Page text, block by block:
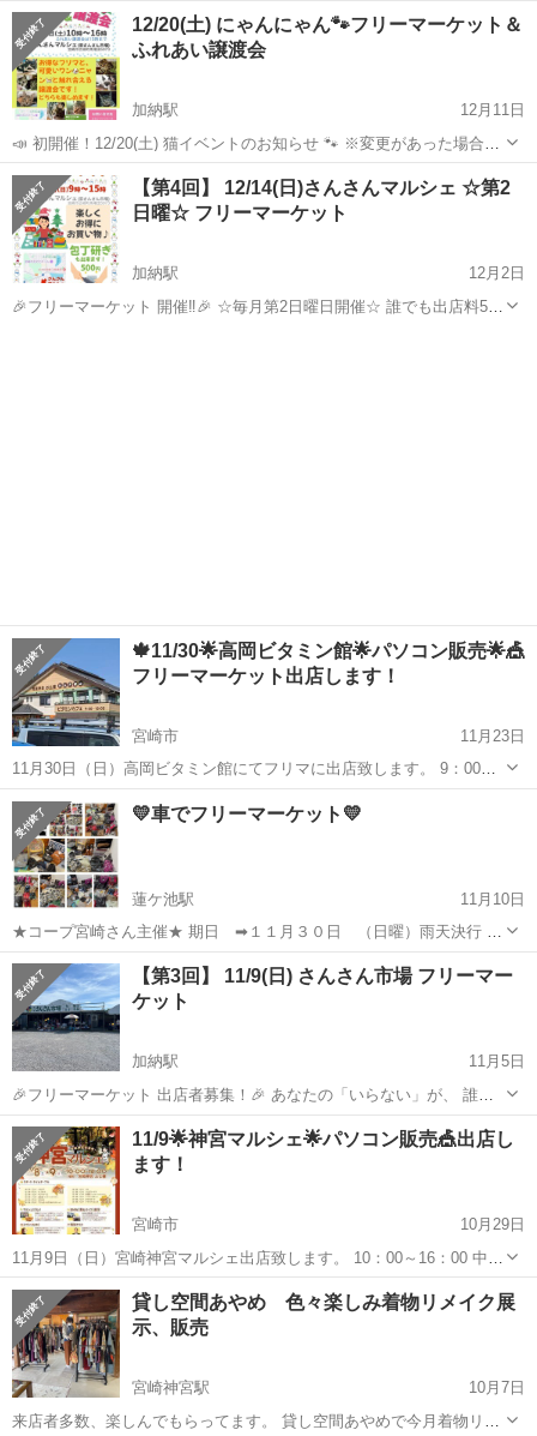
んマルシェさん敷地内にて フリーマーケット＆ふれあい譲渡会を 開催
しております🙂 売上金は、医療費などの保護活動費 として大切に使わ
せていただきます。 ...
宮崎 宮崎市 加納駅 フリーマーケット
12/20(土) にゃんにゃん🐾フリーマーケット＆
ふれあい譲渡会
加納駅
12月11日
📣 初開催！12/20(土) 猫イベントのお知らせ 🐾 ※変更があった場合、
こちらでお知らせ します。 お気に入り☆を押しておいて下さい🙂
【お知らせ】 子猫達に風邪症状が出ており、健康状態を 見て、一部お
休みになりま...
宮崎 宮崎市 加納駅 フリーマーケット
【第4回】 12/14(日)さんさんマルシェ ☆第2
日曜☆ フリーマーケット
加納駅
12月2日
🎉フリーマーケット 開催‼️🎉 ☆毎月第2日曜日開催☆ 誰でも出店料500
🍁11/30🌟高岡ビタミン館🌟パソコン販売🌟🎪
フリーマーケット出店します！
宮崎市
11月23日
11月30日（日）高岡ビタミン館にてフリマに出店致します。 9：00～
16：00 中古ノートパソコン出品します。１０台 WIN11＆Office2021の
入ったノートパソコン 20800円！よりそろえており...
宮崎 宮崎市 フリーマーケット フリマ
💛車でフリーマーケット💛
蓮ケ池駅
11月10日
★コープ宮崎さん主催★ 期日 ➡︎１１月３０日 （日曜）雨天決行 場
所 ➡︎シーガイヤ立体駐車場 時間 ➡︎１０時〜１５時 NIKE 、
adidas、ニューバランス、 LOUIS VUITTON、CHANEL、ディーゼ
ル...
宮崎 宮崎市 蓮ケ池駅 フリーマーケット 立体駐車場
【第3回】 11/9(日) さんさん市場 フリーマー
ケット
加納駅
11月5日
🎉フリーマーケット 出店者募集！🎉 あなたの「いらない」が、 誰か
の「欲しい」に！ 一緒にフリマを楽しみましょう♪ ⸻ 🗓 開催日：
11月9日（日） 📍 場所： 古城町 さんさん市場 駐車場 🕙 時間： 10:00
...
宮崎 宮崎市 加納駅 フリーマーケット 委託販売
11/9🌟神宮マルシェ🌟パソコン販売🎪出店し
ます！
宮崎市
10月29日
11月9日（日）宮崎神宮マルシェ出店致します。 10：00～16：00 中古
ノートパソコン出品します。１０台 Office2021の入ったノートパソコ
ン 20800円！よりそろえております。 是非お近...
宮崎 宮崎市 フリーマーケット マルシェ
貸し空間あやめ 色々楽しみ着物リメイク展
示、販売
宮崎神宮駅
10月7日
来店者多数、楽しんでもらってます。 貸し空間あやめで今月着物リメ